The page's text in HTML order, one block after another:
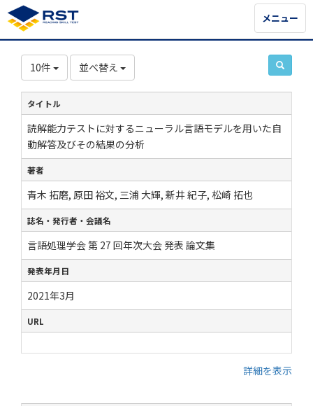
メニュー
メニュー
10件 並べ替え
タイトル
読解能力テストに対するニューラル言語モデルを用いた自
動解答及びその結果の分析
著者
青木 拓磨, 原田 裕文, 三浦 大輝, 新井 紀子, 松崎 拓也
誌名・発行者・会議名
言語処理学会 第 27 回年次大会 発表 論文集
発表年月日
2021年3月
URL
詳細を表示